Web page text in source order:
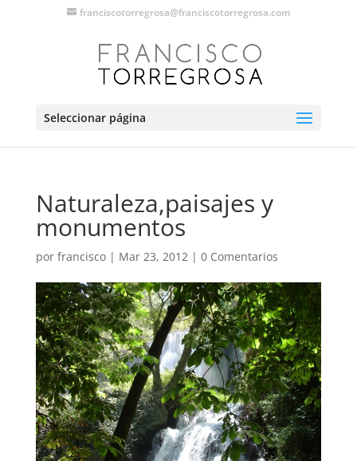
franciscotorregrosa@franciscotorregrosa.com
Seleccionar página
Naturaleza,paisajes y
monumentos
por francisco| Mar 23, 2012| 0 Comentarios